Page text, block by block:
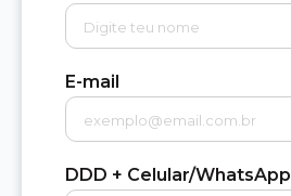
E-mail
DDD + Celular/WhatsApp